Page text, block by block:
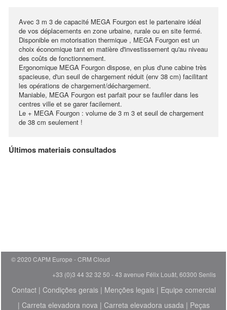
Avec 3 m 3 de capacité MEGA Fourgon est le partenaire idéal
de vos déplacements en zone urbaine, rurale ou en site fermé.
Disponible en motorisation thermique , MEGA Fourgon est un
choix économique tant en matière d'investissement qu'au niveau
des coûts de fonctionnement.
Ergonomique MEGA Fourgon dispose, en plus d'une cabine très
spacieuse, d'un seuil de chargement réduit (env 38 cm) facilitant
les opérations de chargement/déchargement.
Maniable, MEGA Fourgon est parfait pour se faufiler dans les
centres ville et se garer facilement.
Le + MEGA Fourgon : volume de 3 m 3 et seuil de chargement
de 38 cm seulement !
Últimos materiais consultados
© 2020 CAPM Europe
CRM Cloud
+33 (0)3 44 32 32 50 - 43 avenue Félix Louât, 60300 Senlis
Contact| Condições gerais| Menções legais| Equipe comercial
| Carreta elevadora nova| Carreta elevadora usada| Peças